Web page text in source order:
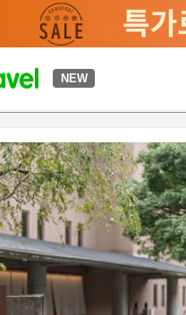
NEW
후기 하이라이트